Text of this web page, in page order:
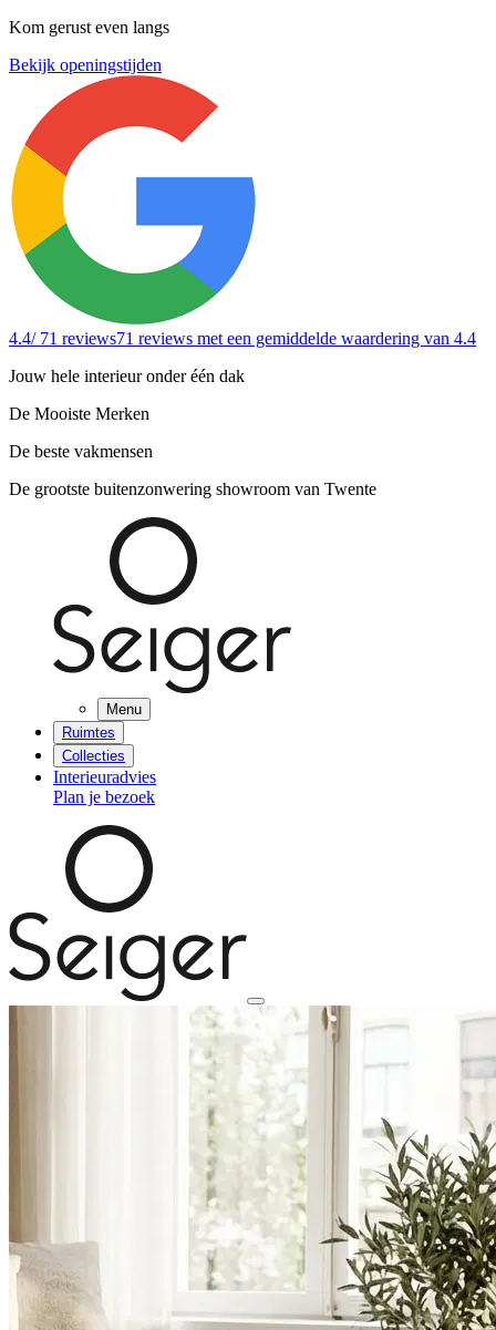
Kom gerust even langs
Bekijk openingstijden
4.4/ 71 reviews71 reviews met een gemiddelde waardering van 4.4
Jouw hele interieur onder één dak
De Mooiste Merken
De beste vakmensen
De grootste buitenzonwering showroom van Twente
Menu
Ruimtes
Collecties
Interieuradvies
Plan je bezoek